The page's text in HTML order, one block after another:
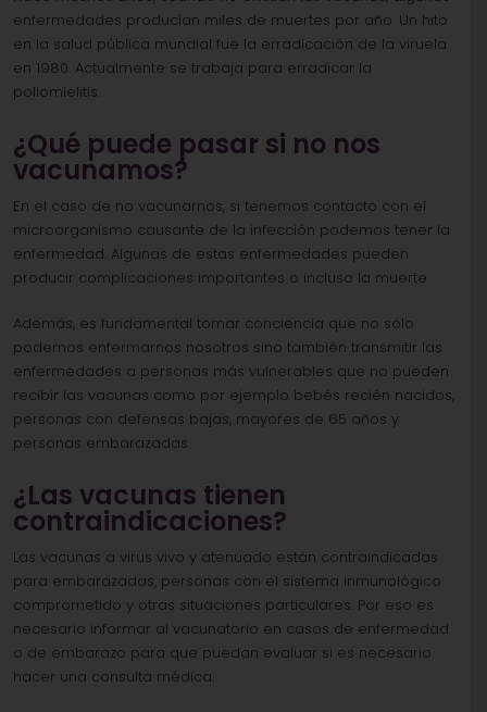
enfermedades producían miles de muertes por año. Un hito
en la salud pública mundial fue la erradicación de la viruela
en 1980. Actualmente se trabaja para erradicar la
poliomielitis.
¿Qué puede pasar si no nos
vacunamos?
En el caso de no vacunarnos, si tenemos contacto con el
microorganismo causante de la infección podemos tener la
enfermedad. Algunas de estas enfermedades pueden
producir complicaciones importantes o incluso la muerte.
Además, es fundamental tomar conciencia que no sólo
podemos enfermarnos nosotros sino también transmitir las
enfermedades a personas más vulnerables que no pueden
recibir las vacunas como por ejemplo bebés recién nacidos,
personas con defensas bajas, mayores de 65 años y
personas embarazadas.
¿Las vacunas tienen
contraindicaciones?
Las vacunas a virus vivo y atenuado están contraindicadas
para embarazadas, personas con el sistema inmunológico
comprometido y otras situaciones particulares. Por eso es
necesario informar al vacunatorio en casos de enfermedad
o de embarazo para que puedan evaluar si es necesario
hacer una consulta médica.